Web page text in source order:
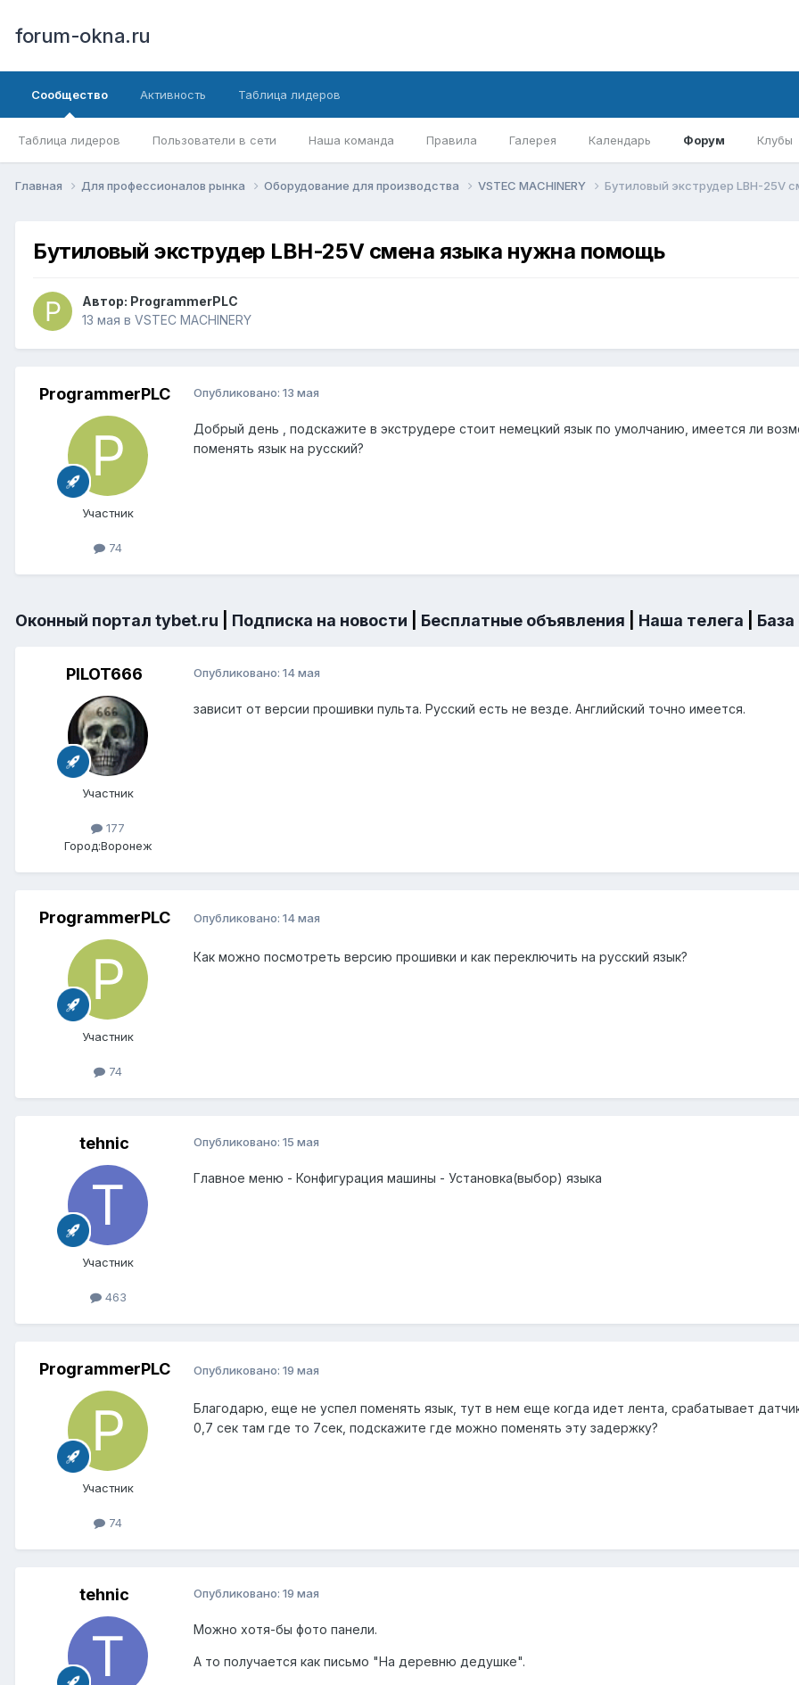
forum-okna.ru
Сообщество
Таблица лидеров Пользователи в сети Наша команда Правила Галерея Календарь Форум Клубы
Активность Таблица лидеров
Главная Для профессионалов рынка Оборудование для производства VSTEC MACHINERY Бутиловый экструдер LBH-25V
Бутиловый экструдер LBH-25V смена языка нужна помощь
Автор: ProgrammerPLC
13 мая в VSTEC MACHINERY
ProgrammerPLC
Участник
74
Опубликовано: 13 мая
Добрый день , подскажите в экструдере стоит немецкий язык по умолчанию, имеется ли
поменять язык на русский?
Оконный портал tybet.ru Подписка на новости Бесплатные объявления Наша телега
PILOT666
Участник
177
Город:Воронеж
Опубликовано: 14 мая
зависит от версии прошивки пульта. Русский есть не везде. Английский точно имеется.
ProgrammerPLC
Участник
74
Опубликовано: 14 мая
Как можно посмотреть версию прошивки и как переключить на русский язык?
tehnic
Участник
463
Опубликовано: 15 мая
Главное меню - Конфигурация машины - Установка(выбор) языка
ProgrammerPLC
Участник
74
Опубликовано: 19 мая
Благодарю, еще не успел поменять язык, тут в нем еще когда идет лента, срабатывает
0,7 сек там где то 7сек, подскажите где можно поменять эту задержку?
tehnic Опубликовано: 19 мая
Можно хотя-бы фото панели.
А то получается как письмо "На деревню дедушке".